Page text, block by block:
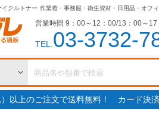
クルトナー 作業着・事務服・衛生資材・日用品・オフ
営業時間 9：00～12：00/13：00～17
TEL.03-3732-
以上のご注文で送料無料！ カード決